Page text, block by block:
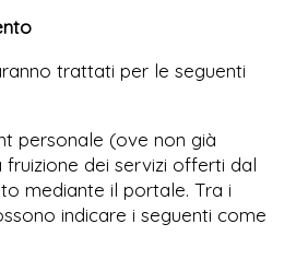
trattati per le seguenti
personale (ove non già
dei servizi offerti dal
mediante il portale. Tra i
indicare i seguenti come